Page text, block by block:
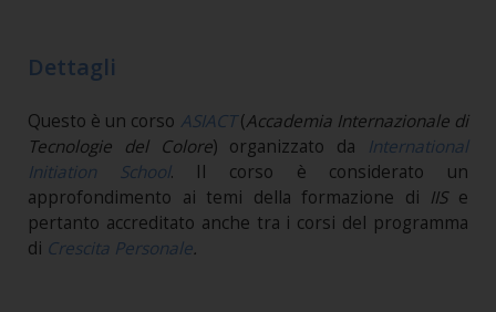
Dettagli
Questo è un corso ASIACT(Accademia Internazionale di
Tecnologie del Colore) organizzato da International
Initiation School. Il corso è considerato un
approfondimento ai temi della formazione di IISe
pertanto accreditato anche tra i corsi del programma
di Crescita Personale.